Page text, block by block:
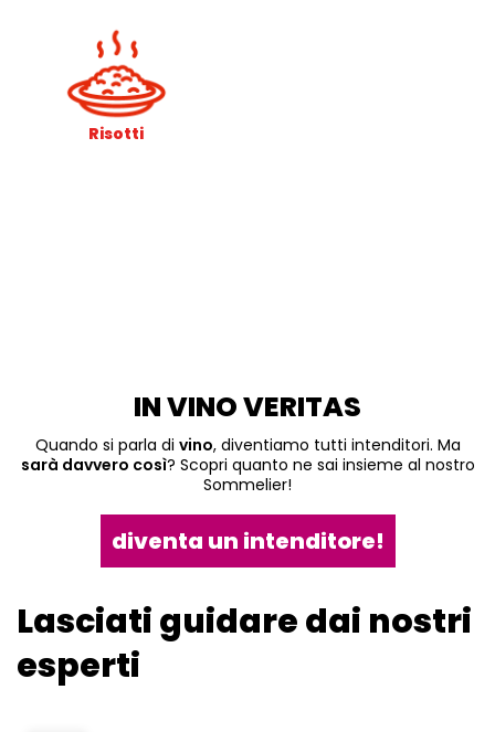
Risotti
IN VINO VERITAS
Quando si parla di vino, diventiamo tutti intenditori. Ma
sarà davvero così? Scopri quanto ne sai insieme al nostro
Sommelier!
diventa un intenditore!
Lasciati guidare dai nostri
esperti